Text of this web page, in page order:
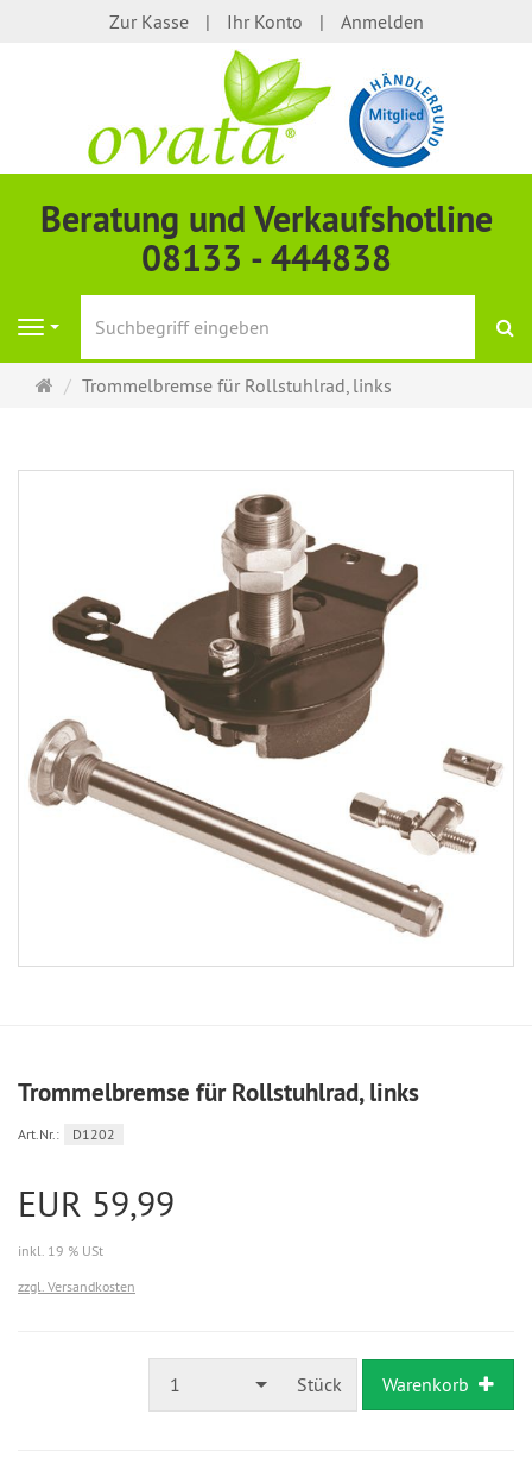
Zur Kasse Ihr Konto Anmelden
Beratung und Verkaufshotline
08133 - 444838
Navigation
Startseite
Trommelbremse für Rollstuhlrad, links
Trommelbremse für Rollstuhlrad, links
Art.Nr.: D1202
EUR 59,99
inkl. 19 % USt
zzgl. Versandkosten
1 Stück Warenkorb